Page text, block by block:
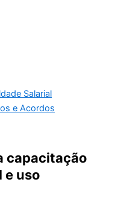
Salarial
e Acordos
capacitação
e uso